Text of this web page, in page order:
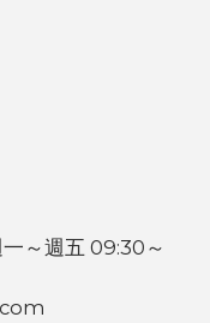
～週五 09:30～